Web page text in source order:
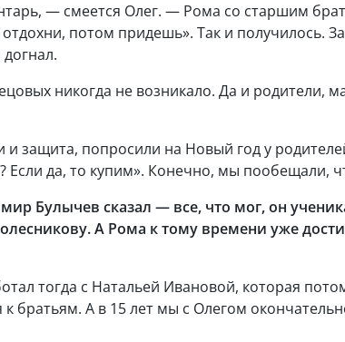
— смеется Олег. — Рома со старшим
отдохни, потом придешь». Так и
никогда не возникало. Да и
защита, попросили на Новый год у
Если да, то купим». Конечно, мы пообещали,
Булычев сказал — все, что мог, он
А Рома к тому времени уже
тогда с Натальей Ивановой, которая
братьям. А в 15 лет мы с Олегом